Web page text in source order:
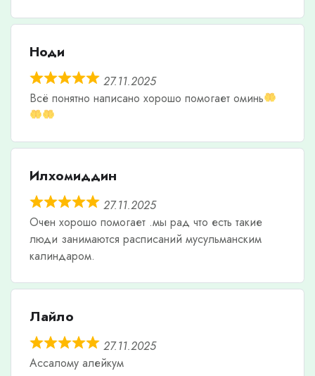
Ноди
27.11.2025
Всë понятно написано хорошо помогает оминь
Илхомиддин
27.11.2025
Очен хорошо помогает .мы рад что есть такие
люди занимаются расписаний мусульманским
калиндаром.
Лайло
27.11.2025
Ассалому алейкум